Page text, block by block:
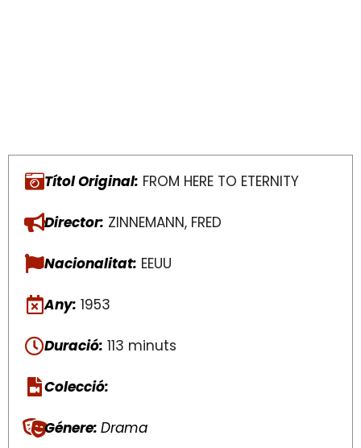
Títol Original: FROM HERE TO ETERNITY
Director: ZINNEMANN, FRED
Nacionalitat: EEUU
Any: 1953
Duració: 113 minuts
Colecció:
Génere: Drama